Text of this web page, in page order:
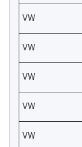
VW
VW
VW
VW
VW